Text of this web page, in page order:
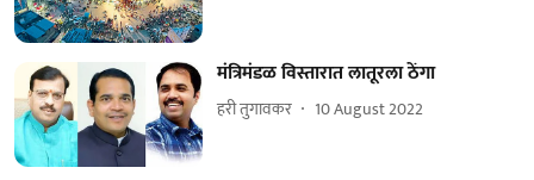
मंत्रिमंडळ विस्तारात लातूरला ठेंगा
हरी तुगावकर 10 August 2022